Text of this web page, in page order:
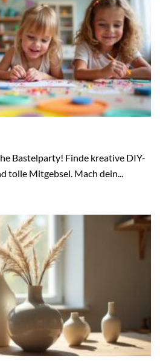
Bastelparty! Finde kreative DIY-
tolle Mitgebsel. Mach dein...